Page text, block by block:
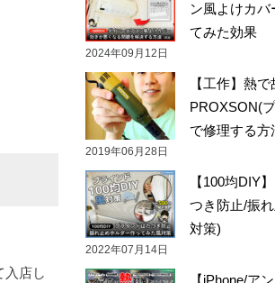
入店し
ン風よけカバ
てみた効果
2024年09月12日
【工作】熱
PROXSON(
で修理する方
2019年06月28日
【100均DIY
つき防止/振
対策)
2022年07月14日
【iPhone/ア